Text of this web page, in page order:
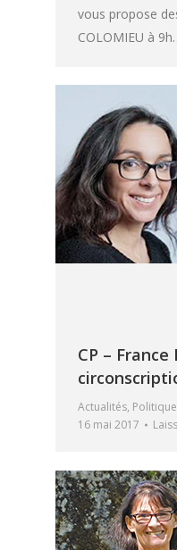
vous propose
COLOMIEU à
CP –
Actualités, Politique
16 mai 2017